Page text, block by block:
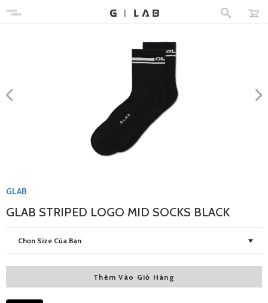
GLAB
GLAB STRIPED LOGO MID SOCKS BLACK
Chọn Size Của Bạn
66,000 đ
Free Size - New
Thêm Vào Giỏ Hàng